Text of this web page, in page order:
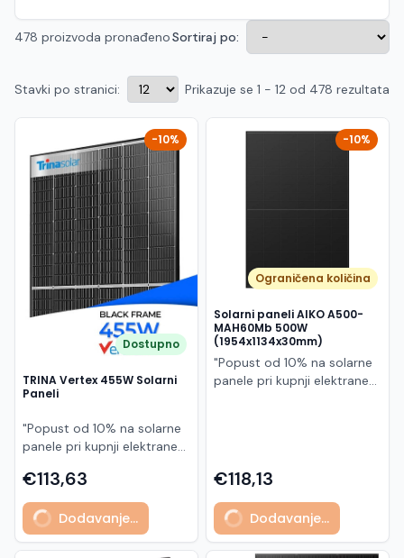
Hrvatski EN
Crnogorski
MK Македонски
478 proizvoda pronađenoSortiraj po:
Stavki po stranici: Prikazuje se 1 - 12 od 478 rezultata
-10%
Dostupno
TRINA Vertex 455W Solarni
Paneli
"Popust od 10% na solarne
panele pri kupnji elektrane
Model TSM-455NEG9R.28
predstavlja napredni
glass/glass N-type solarni
modul s visokom
učinkovitošću, dugim
€113,63
Dodavanje...
-10%
Ograničena količina
Solarni paneli AIKO A500-
MAH60Mb 500W
(1954x1134x30mm)
"Popust od 10% na solarne
panele pri kupnji elektrane
500 W iz Neostar 2S serije,
baziran na naprednoj N-
type ABC (All Back Contact)
tehnologiji. Ovaj panel je
namijenjen za moderne
€118,13
Dodavanje...